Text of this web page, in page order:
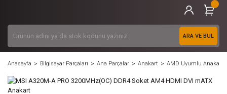
ARA VE BUL
Anasayfa Bilgisayar Parçaları Ana Parçalar Anakart AMD Uyumlu Anakart